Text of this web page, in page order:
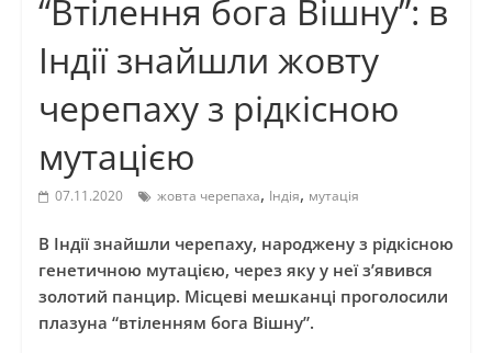
“Втілення бога Вішну”: в
Індії знайшли жовту
черепаху з рідкісною
мутацією
07.11.2020 жовта черепаха, Індія, мутація
В Індії знайшли черепаху, народжену з рідкісною
генетичною мутацією, через яку у неї з’явився
золотий панцир. Місцеві мешканці проголосили
плазуна “втіленням бога Вішну”.